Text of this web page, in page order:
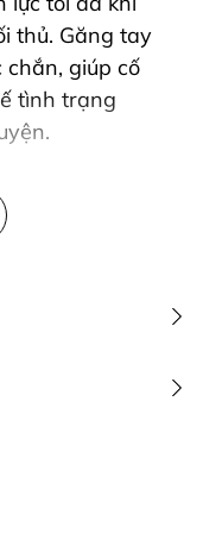
thủ. Găng tay
chắn, giúp cố
tình trạng
61 Candy có
hợp cho mọi
kế với màu
phẩm
Twins